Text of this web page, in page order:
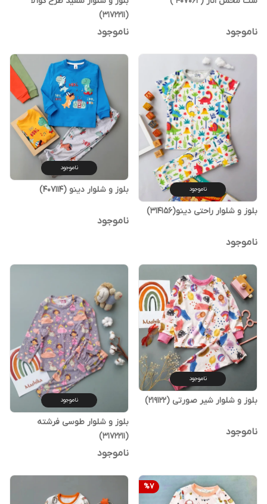
ناموجود
(3172211)
ناموجود
ناموجود
بلوز و شلوار راحتی دینو(314156)
ناموجود
ناموجود
بلوز و شلوار دینو (407114)
ناموجود
ناموجود
بلوز و شلوار شیر صورتی (219122)
ناموجود
ناموجود
بلوز و شلوار طوسی فرشته
(3172211)
ناموجود
%7